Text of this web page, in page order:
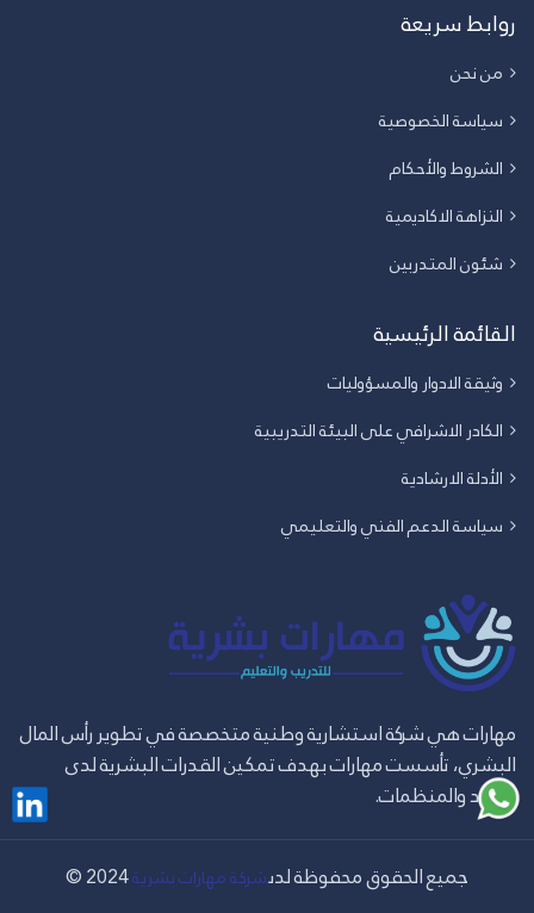
روابط سريعة
من نحن
سياسة الخصوصية
الشروط والأحكام
النزاهة الاكاديمية
شئون المتدربين
القائمة الرئيسية
وثيقة الادوار والمسؤوليات
الكادر الاشرافي على البيئة التدريبية
الأدلة الارشادية
سياسة الدعم الفني والتعليمي
مهارات هي شركة استشارية وطنية متخصصة في تطوير رأس المال
البشري، تأسست مهارات بهدف تمكين القدرات البشرية لدى
الأفراد والمنظمات.
© 2024 جميع الحقوق محفوظة لدىشركة مهارات بشرية